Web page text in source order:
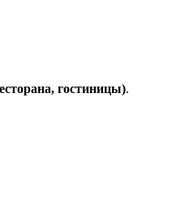
гостиницы).